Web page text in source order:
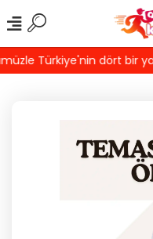
Türkiye'nin dört bir